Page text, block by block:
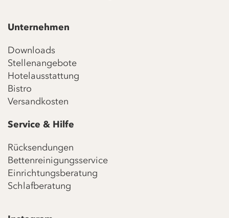
Unternehmen
Downloads
Stellenangebote
Hotelausstattung
Bistro
Versandkosten
Service & Hilfe
Rücksendungen
Bettenreinigungsservice
Einrichtungsberatung
Schlafberatung